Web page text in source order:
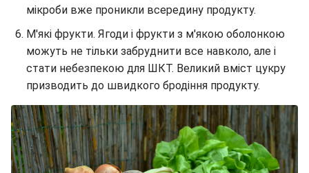
мікроби вже проникли всередину продукту.
М'які фрукти. Ягоди і фрукти з м'якою оболонкою
можуть не тільки забруднити все навколо, але і
стати небезпекою для ШКТ. Великий вміст цукру
призводить до швидкого бродіння продукту.